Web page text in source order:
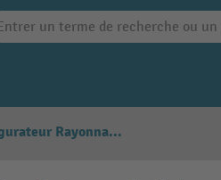
Configurateur Rayonnages